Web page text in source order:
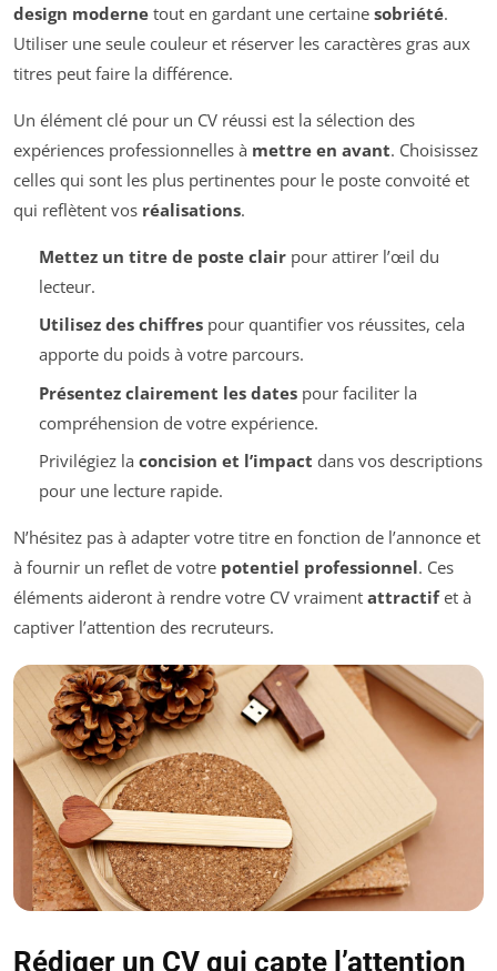
design moderne tout en gardant une certaine sobriété.
Utiliser une seule couleur et réserver les caractères gras aux
titres peut faire la différence.
Un élément clé pour un CV réussi est la sélection des
expériences professionnelles à mettre en avant. Choisissez
celles qui sont les plus pertinentes pour le poste convoité et
qui reflètent vos réalisations.
Mettez un titre de poste clairpour attirer l’œil du
lecteur.
Utilisez des chiffrespour quantifier vos réussites, cela
apporte du poids à votre parcours.
Présentez clairement les datespour faciliter la
compréhension de votre expérience.
Privilégiez la concision et l’impact dans vos descriptions
pour une lecture rapide.
N’hésitez pas à adapter votre titre en fonction de l’annonce et
à fournir un reflet de votre potentiel professionnel. Ces
éléments aideront à rendre votre CV vraiment attractifet à
captiver l’attention des recruteurs.
Rédiger un CV qui capte l’attention